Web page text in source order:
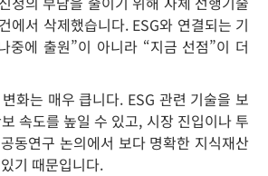
에서 삭제했습니다. ESG와 연결되는 기
중에 출원”이 아니라 “지금 선점”이 더
화는 매우 큽니다. ESG 관련 기술을 보
속도를 높일 수 있고, 시장 진입이나 투
동연구 논의에서 보다 명확한 지식재산
기 때문입니다.